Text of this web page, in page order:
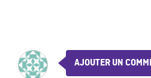
AJOUTER UN